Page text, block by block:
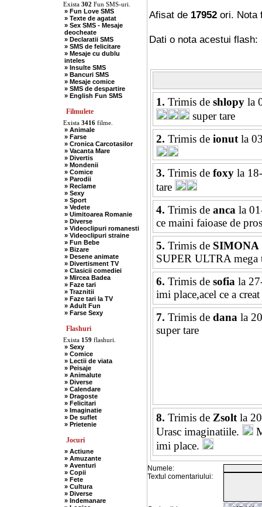
» Umor Negru
» Vanatori
Exista 302 Fun SMS-uri.
» Fun Love SMS
» Texte de agatat
» Sex SMS - Mesaje
deocheate
» Declaratii SMS
» SMS de felicitare
» Mesaje cu dublu
inteles
» Insulte SMS
» Bancuri SMS
» Mesaje comice
» SMS de despartire
» English Fun SMS
Filmulete
Exista 3416filme.
» Animale
» Farse
» Cronica Carcotasilor
» Vacanta Mare
» Divertis
» Mondenii
» Comice
» Parodii
» Reclame
» Sexy
» Sport
» Vedete
» Uimitoarea Romanie
» Diverse
» Videoclipuri romanesti
» Videoclipuri straine
» Fun Bebe
» Bizare
» Desene animate
» Divertisment TV
» Clasicii comediei
» Mircea Badea
» Faze tari
» Traznitii
» Faze tari la TV
» Adult Fun
» Farse Sexy
Flashuri
Exista 159 flashuri.
» Sexy
» Comice
» Lectii de viata
» Peisaje
» Animalute
» Diverse
» Calendare
» Dragoste
» Felicitari
» Imaginatie
» De suflet
» Prietenie
Jocuri
» Actiune
» Amuzante
» Aventuri
» Copii
» Fete
» Cultura
» Diverse
» Indemanare
Afisat de 17952ori. Nota
Dati o nota acestui flash:
1. Trimis de shlopyla
super tare
2. Trimis de ionutla
3. Trimis de foxyla
tare
4. Trimis de ancala
ce maini faioase de
5. Trimis de SIMONA
SUPER ULTRA mega
6. Trimis de sofiala
imi place,acel ce a
7. Trimis de danala
super tare
8. Trimis de Zsoltla
Urasc imaginatiile.
imi place.
Numele:
Textul comentariului: